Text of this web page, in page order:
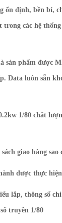
ổn định, bền bỉ,
trong các hệ
sản phẩm được
Data luôn sẵn
1/80 chất
giao hàng sao
được thực
lắp, thông số
truyền 1/80